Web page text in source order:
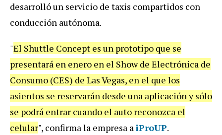
desarrolló un servicio de taxis compartidos con
conducción autónoma.
"El Shuttle Concept es un prototipo que se
presentará en enero en el Show de Electrónica de
Consumo (CES) de Las Vegas, en el que los
asientos se reservarán desde una aplicación y sólo
se podrá entrar cuando el auto reconozca el
celular", confirma la empresa aiProUP.